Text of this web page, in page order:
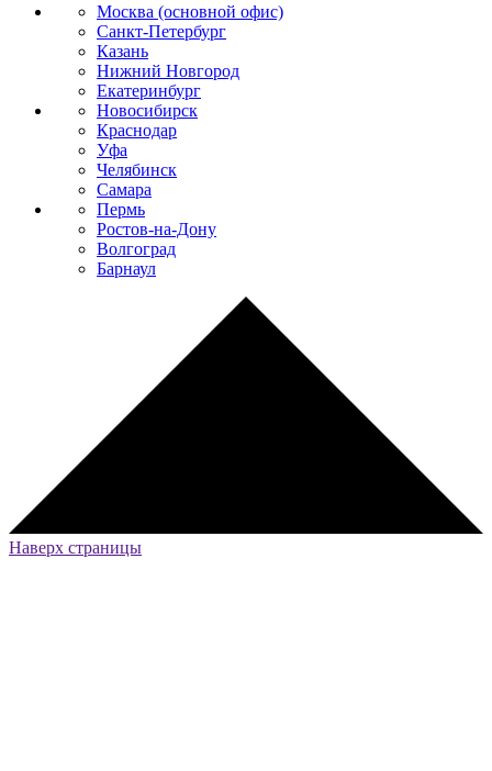
Москва (основной офис)
Санкт-Петербург
Казань
Нижний Новгород
Екатеринбург
Новосибирск
Краснодар
Уфа
Челябинск
Самара
Пермь
Ростов-на-Дону
Волгоград
Барнаул
Наверх страницы